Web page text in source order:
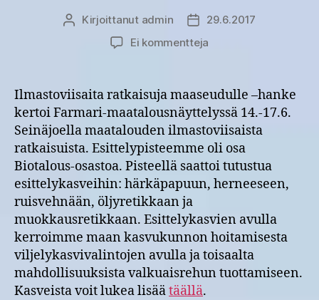
Kirjoittaja
Kirjoittanut admin Julkaisupäivämäärä
29.6.2017
Ei kommentteja
ilmastoratkaisujen
asialla
Ilmastoviisaita ratkaisuja maaseudulle –hanke
kertoi Farmari-maatalousnäyttelyssä 14.-17.6.
Seinäjoella maatalouden ilmastoviisaista
ratkaisuista. Esittelypisteemme oli osa
Biotalous-osastoa. Pisteellä saattoi tutustua
esittelykasveihin: härkäpapuun, herneeseen,
ruisvehnään, öljyretikkaan ja
muokkausretikkaan. Esittelykasvien avulla
kerroimme maan kasvukunnon hoitamisesta
viljelykasvivalintojen avulla ja toisaalta
mahdollisuuksista valkuaisrehun tuottamiseen.
Kasveista voit lukea lisäätäällä.